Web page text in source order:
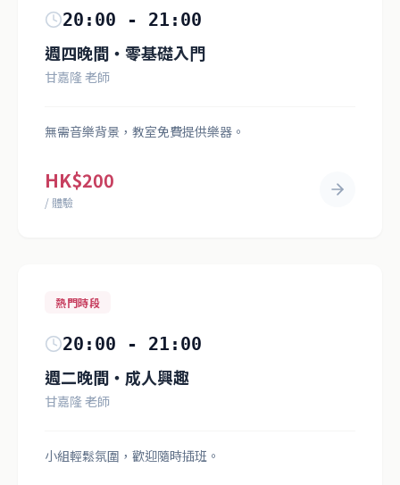
20:00 - 21:00
週四晚間・零基礎入門
甘嘉隆 老師
無需音樂背景，教室免費提供樂器。
HK$200
/ 體驗
熱門時段
20:00 - 21:00
週二晚間・成人興趣
甘嘉隆 老師
小組輕鬆氛圍，歡迎隨時插班。